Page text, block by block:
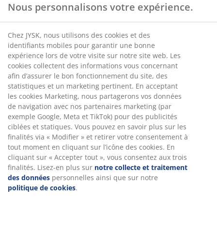
Nous personnalisons votre expérience.
Chez JYSK, nous utilisons des cookies et des
identifiants mobiles pour garantir une bonne
expérience lors de votre visite sur notre site web. Les
cookies collectent des informations vous concernant
afin d’assurer le bon fonctionnement du site, des
statistiques et un marketing pertinent. En acceptant
les cookies Marketing, nous partagerons vos données
de navigation avec nos partenaires marketing (par
exemple Google, Meta et TikTok) pour des publicités
ciblées et statiques. Vous pouvez en savoir plus sur les
finalités via « Modifier » et retirer votre consentement à
tout moment en cliquant sur l’icône des cookies. En
cliquant sur « Accepter tout », vous consentez aux trois
finalités. Lisez-en plus sur notre collecte et traitement
des données personnelles ainsi que sur notre
politique de cookies.